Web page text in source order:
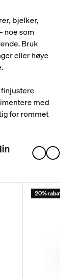
bjelker,
noe som
Bruk
eller høye
med
for rommet
20% rabatt